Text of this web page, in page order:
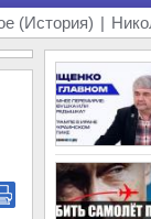
(История) |